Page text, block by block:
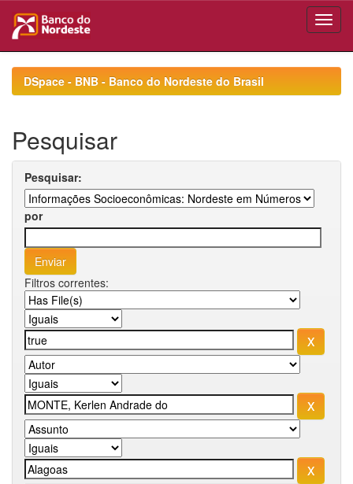
navigationDSpace - BNB - Banco do Nordeste do Brasil
Pesquisar
Pesquisar:
por
Filtros correntes: